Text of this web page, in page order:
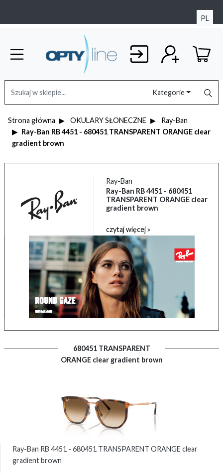
PL
Kategorie
Strona główna OKULARY SŁONECZNE
Ray-Ban
Ray-Ban RB 4451 - 680451 TRANSPARENT ORANGE clear
gradient brown
Ray-Ban
Ray-Ban RB 4451 - 680451
TRANSPARENT ORANGE clear
gradient brown
czytaj więcej »
680451 TRANSPARENT
ORANGE clear gradient brown
Ray-Ban RB 4451 - 680451 TRANSPARENT ORANGE clear
gradient brown